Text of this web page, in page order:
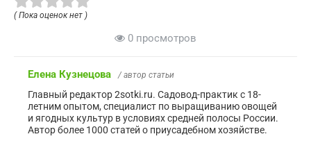
( Пока оценок нет )
0 просмотров
Елена Кузнецова / автор статьи
Главный редактор 2sotki.ru. Садовод-практик с 18-
летним опытом, специалист по выращиванию овощей
и ягодных культур в условиях средней полосы России.
Автор более 1000 статей о приусадебном хозяйстве.